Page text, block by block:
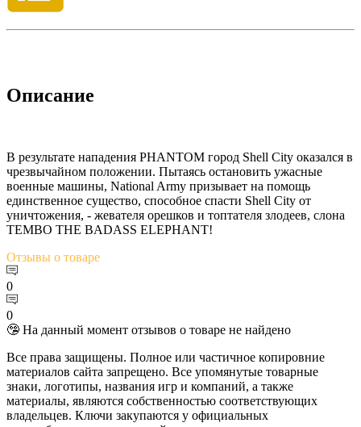
Описание
В результате нападения PHANTOM город Shell City оказался в
чрезвычайном положении. Пытаясь остановить ужасные
военные машины, National Army призывает на помощь
единственное существо, способное спасти Shell City от
уничтожения, - жевателя орешков и топтателя злодеев, слона
TEMBO THE BADASS ELEPHANT!
Отзывы о товаре
0
0
🤥 На данный момент отзывов о товаре не найдено
Все права защищены. Полное или частичное копировние
материалов сайта запрещено. Все упомянутые товарные
знаки, логотипы, названия игр и компаний, а также
материалы, являются собственностью соответствующих
владельцев. Ключи закупаются у официальных